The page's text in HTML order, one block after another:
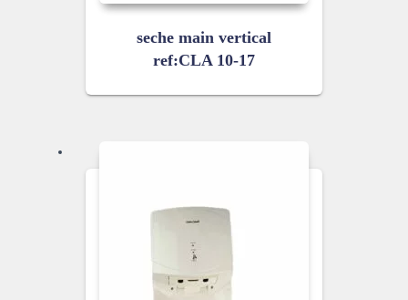
seche main vertical
ref:CLA 10-17